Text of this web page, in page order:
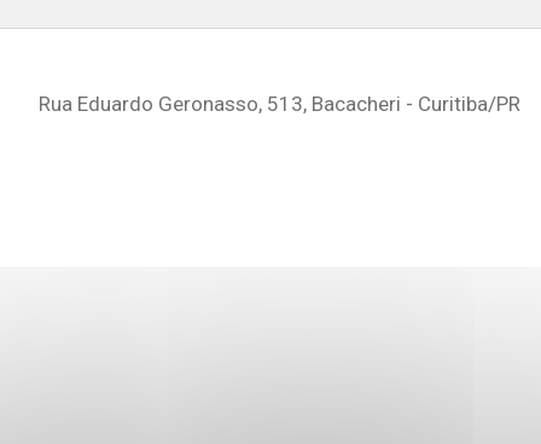
Rua Eduardo Geronasso, 513, Bacacheri - Curitiba/PR